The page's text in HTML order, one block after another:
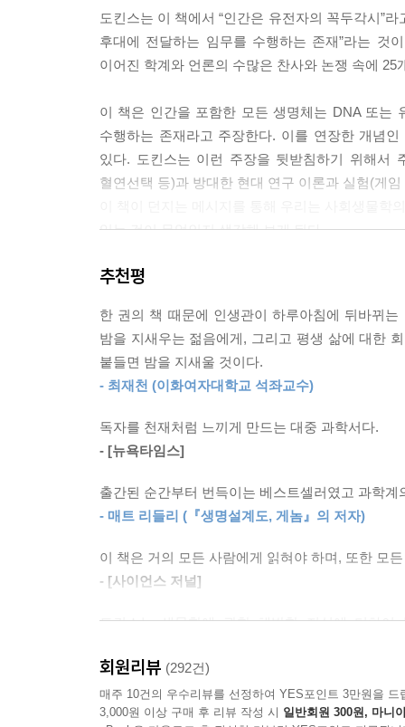
거이기도 하다. 자기 복제자는 기나긴 길을 지나
계다.
도킨스는 이 책에서 “인간은 유전자의 꼭두각시”
후대에 전달하는 임무를 수행하는 존재”라는 것
이어진 학계와 언론의 수많은 찬사와 논쟁 속에
이 책은 인간을 포함한 모든 생명체는 DNA 또는
수행하는 존재라고 주장한다. 이를 연장한 개념
있다. 도킨스는 이런 주장을 뒷받침하기 위해서
혈연선택 등)과 방대한 현대 연구 이론과 실험(게
있는 것이 무엇인지 생각해 보게 된다.
40여 년 동안 수많은 찬사와 논쟁의 중심에 있었던
다윈이 진화론을 주장한 이후로 인류는 다윈주의
중요한 영향을 미쳤고 앞으로도 그 영향력은 계
놀라운 주장을 전개하고 있다. 도킨스는 유전자를
“37억 년 전 스스로 복제 사본을 만드는 힘을
거대한 군체 속에 떼 지어 마치 뒤뚱거리며 걷는
우리 모두에게도 있다. 그것들은 우리의 몸과 마
도킨스는 인간을 포함한 생명체는 DNA 또는
이와 같은 이유에서 유전자의 세계는 비정한 경
아니라 세대 간, 그리고 암수 간의 미묘한 싸움
추천평
한 권의 책 때문에 인생관이 하루아침에 뒤바뀌
밤을 지새우는 젊음에게, 그리고 평생 삶에 대한
붙들면 밤을 지새울 것이다.
- 최재천 (이화여자대학교 석좌교수)
독자를 천재처럼 느끼게 만드는 대중 과학서다.
- [뉴욕타임스]
출간된 순간부터 번득이는 베스트셀러였고 과학계
- 매트 리들리 (『생명설계도, 게놈』의 저자)
이 책은 거의 모든 사람에게 읽혀야 하며, 또한 모
- [사이언스 저널]
도킨스는 생물학에 관한 해박한 지식에 더하
- 로버트 L. 트리버스 (럿거스대학교 교수)
이 책이 제공하고 있는 것은 하나의 새로운 세계관
회원리뷰 (292건)
매주 10건의 우수리뷰를 선정하여 YES포인트 3만원을 드
3,000원 이상 구매 후 리뷰 작성 시 일반회원 300원, 마니